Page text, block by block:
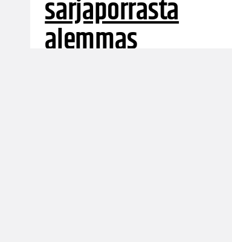
sarjaporrasta
alemmas